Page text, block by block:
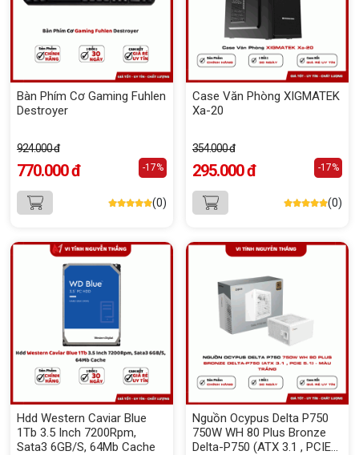
Bàn Phím Cơ Gaming Fuhlen
Destroyer
924.000 đ
770.000 đ -17%
(0)
Case Văn Phòng XIGMATEK
Xa-20
354.000 đ
295.000 đ -17%
(0)
Hdd Western Caviar Blue
1Tb 3.5 Inch 7200Rpm,
Sata3 6GB/S, 64Mb Cache
Nguồn Ocypus Delta P750
750W WH 80 Plus Bronze
Delta-P750 (ATX 3.1 , PCIE